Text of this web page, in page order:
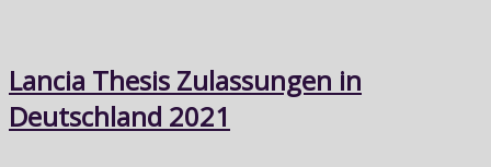
Lancia Thesis Zulassungen in
Deutschland 2021